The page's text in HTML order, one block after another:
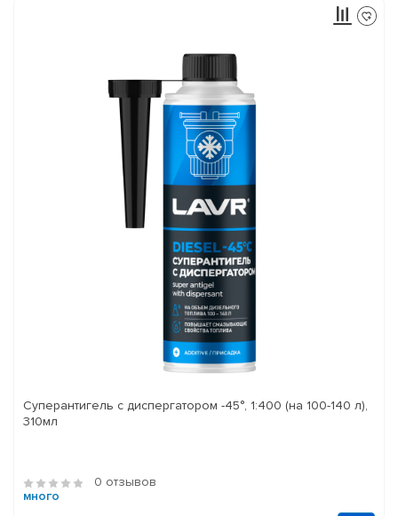
Суперантигель с диспергатором -45°, 1:400 (на 100-140 л),
310мл
0 отзывов
много